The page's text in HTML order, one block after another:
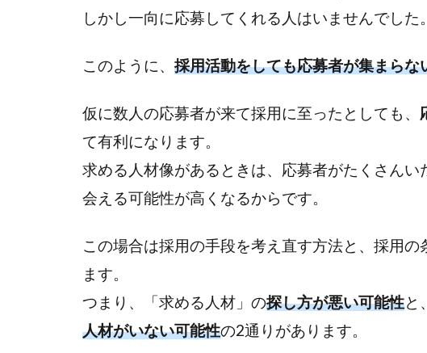
失敗
定者
中で
くな
る
1.3
③ 人
ミス
マッ
チだ
しかし一向に応募してくれる人はいませんでした。
このように、 採用活動をしても応募者が集まらな
仮に数人の応募者が来て採用に至ったとしても、
て有利になります。
求める人材像があるときは、応募者がたくさんい
会える可能性が高くなるからです。
この場合は採用の手段を考え直す方法と、採用
ます。
つまり、「求める人材」の探し方が悪い可能性と
人材がいない可能性の2通りがあります。